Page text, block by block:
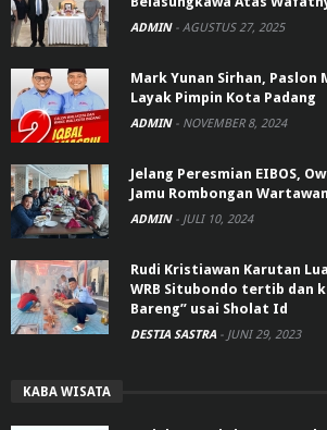
ADMIN - AGUSTUS 27, 2025
Mark Yunan Sirhan, Paslon
Layak Pimpin Kota Padang
ADMIN - NOVEMBER 8, 2024
Jelang Peresmian EIBOS,
Jamu Rombongan
ADMIN - JULI 10, 2024
Rudi Kristiawan Karutan
WRB Situbondo tertib dan
Bareng” usai Sholat Id
DESTIA SASTRA - JUNI 29, 2023
KABA WISATA